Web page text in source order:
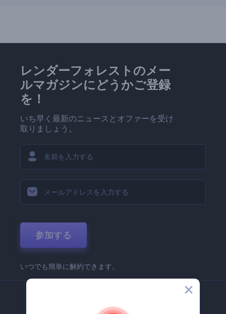
レンダーフォレストのメー
ルマガジンにどうかご登録
を！
いち早く最新のニュースとオファーを受け
取りましょう。
参加する
いつでも簡単に解約できます。